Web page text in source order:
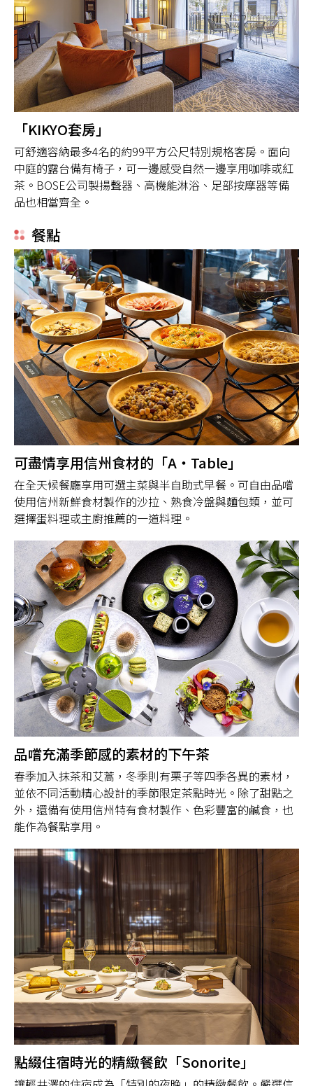
「KIKYO套房」
可舒適容納最多4名的約99平方公尺特別規格客房。面向
中庭的露台備有椅子，可一邊感受自然一邊享用咖啡或紅
茶。BOSE公司製揚聲器、高機能淋浴、足部按摩器等備
品也相當齊全。
餐點
可盡情享用信州食材的「A・Table」
在全天候餐廳享用可選主菜與半自助式早餐。可自由品嚐
使用信州新鮮食材製作的沙拉、熟食冷盤與麵包類，並可
選擇蛋料理或主廚推薦的一道料理。
品嚐充滿季節感的素材的下午茶
春季加入抹茶和艾蒿，冬季則有栗子等四季各異的素材，
並依不同活動精心設計的季節限定茶點時光。除了甜點之
外，還備有使用信州特有食材製作、色彩豐富的鹹食，也
能作為餐點享用。
點綴住宿時光的精緻餐飲「Sonorite」